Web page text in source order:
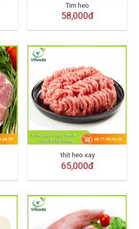
Tim heo
58,000đ
thịt heo xay
65,000đ